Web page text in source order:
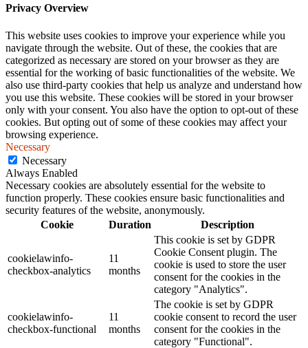
Privacy Overview
This website uses cookies to improve your experience while you
navigate through the website. Out of these, the cookies that are
categorized as necessary are stored on your browser as they are
essential for the working of basic functionalities of the website. We
also use third-party cookies that help us analyze and understand how
you use this website. These cookies will be stored in your browser
only with your consent. You also have the option to opt-out of these
cookies. But opting out of some of these cookies may affect your
browsing experience.
Necessary
Necessary
Always Enabled
Necessary cookies are absolutely essential for the website to
function properly. These cookies ensure basic functionalities and
security features of the website, anonymously.
Cookie
Duration Description
cookielawinfo-
checkbox-analytics
11
months
This cookie is set by GDPR
Cookie Consent plugin. The
cookie is used to store the user
consent for the cookies in the
category "Analytics".
cookielawinfo-
checkbox-functional
11
months
The cookie is set by GDPR
cookie consent to record the user
consent for the cookies in the
category "Functional".